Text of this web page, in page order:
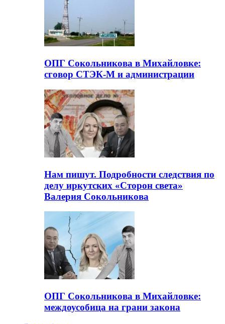
ОПГ Сокольникова в Михайловке:
сговор СТЭК-М и администрации
Нам пишут. Подробности следствия по
делу иркутских «Сторон света»
Валерия Сокольникова
ОПГ Сокольникова в Михайловке:
междоусобица на грани закона